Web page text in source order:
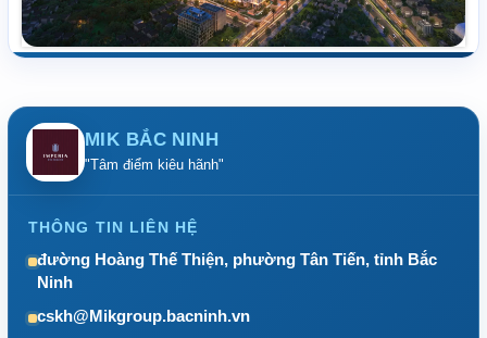
MIK BẮC NINH
"Tâm điểm kiêu hãnh"
THÔNG TIN LIÊN HỆ
đường Hoàng Thế Thiện, phường Tân Tiến, tỉnh Bắc
Ninh
cskh@Mikgroup.bacninh.vn